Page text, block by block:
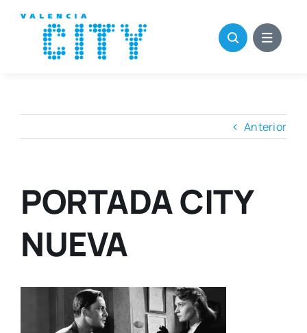
contenido
Anterior
PORTADA CITY
NUEVA